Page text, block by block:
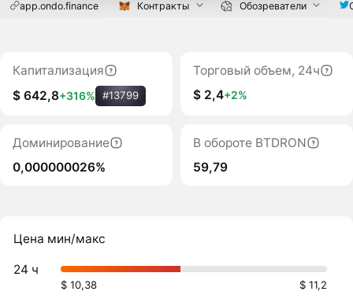
app.ondo.finance Контракты Обозреватели
Капитализация
$ 642,8+316% #13799
Торговый объем, 24ч
$ 2,4+2%
Доминирование
0,000000026%
В обороте BTDRON
59,79
Цена мин/макс
24 ч
$ 10,38 $ 11,2